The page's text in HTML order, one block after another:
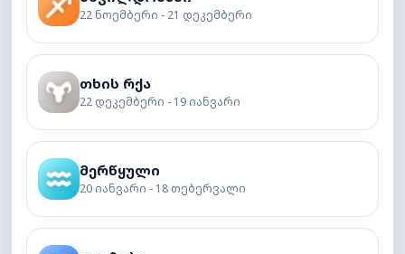
22 ნოემბერი - 21 დეკემბერი
თხის რქა
22 დეკემბერი - 19 იანვარი
მერწყული
20 იანვარი - 18 თებერვალი